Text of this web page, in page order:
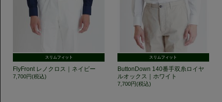
スリムフィット
FlyFront レノクロス｜ネイビー
7,700円(税込)
スリムフィット
ButtonDown 140番手双糸ロイヤ
ルオックス｜ホワイト
7,700円(税込)